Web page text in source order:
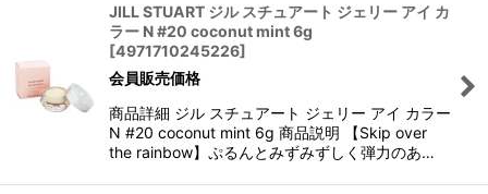
JILL STUART ジル スチュアート ジェリー アイ カ
ラー N #20 coconut mint 6g
[4971710245226]
会員販売価格
商品詳細 ジル スチュアート ジェリー アイ カラー
N #20 coconut mint 6g 商品説明 【Skip over
the rainbow】ぷるんとみずみずしく弾力のあ…